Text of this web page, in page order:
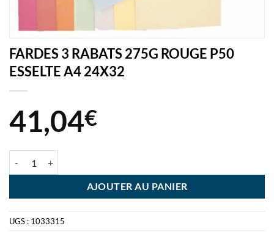
FARDES 3 RABATS 275G ROUGE P50
ESSELTE A4 24X32
41,04€
AJOUTER AU PANIER
UGS : 1033315